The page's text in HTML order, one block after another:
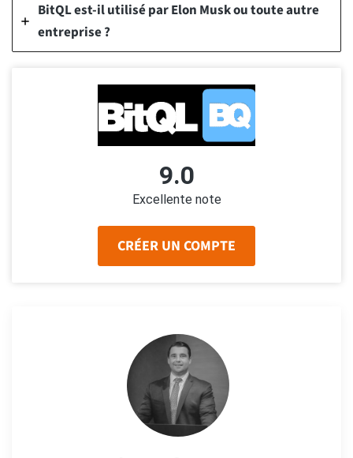
BitQL est-il utilisé par Elon Musk ou toute autre
entreprise ?
9.0
Excellente note
CRÉER UN COMPTE